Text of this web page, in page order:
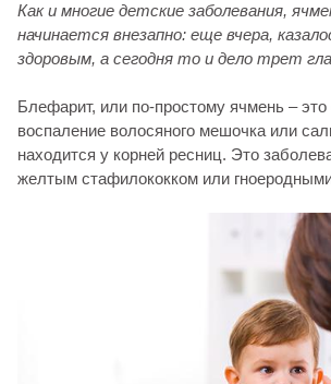
Как и многие детские заболевания,
начинается внезапно: еще вчера,
здоровым, а сегодня то и дело трет
Блефарит, или по-простому ячмень – это
воспаление волосяного мешочка или
находится у корней ресниц. Это
желтым стафилококком или